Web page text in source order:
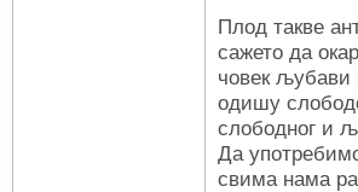
Плод такве
сажето да
човек
одишу
слободног и
Да
свима нама